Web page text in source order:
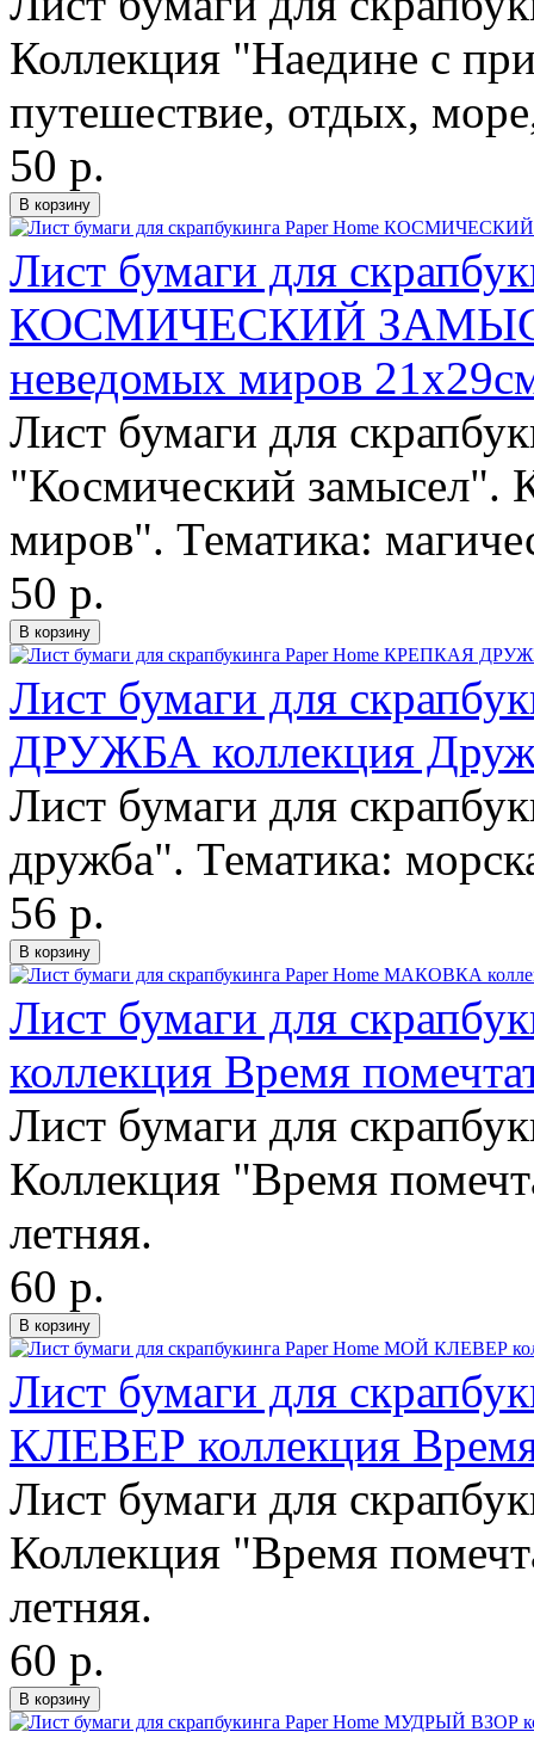
Коллекция "Наедине с
путешествие, отдых,
50 р.
Лист бумаги для
КОСМИЧЕСКИЙ
неведомых миров
Лист бумаги для
"Космический замысел".
миров". Тематика:
50 р.
Лист бумаги для
ДРУЖБА коллекция
Лист бумаги для
дружба". Тематика:
56 р.
Лист бумаги для
коллекция Время
Лист бумаги для
Коллекция "Время
летняя.
60 р.
Лист бумаги для
КЛЕВЕР коллекция
Лист бумаги для
Коллекция "Время
летняя.
60 р.